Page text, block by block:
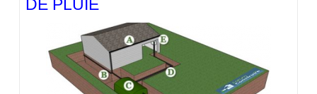
DE PLUIE